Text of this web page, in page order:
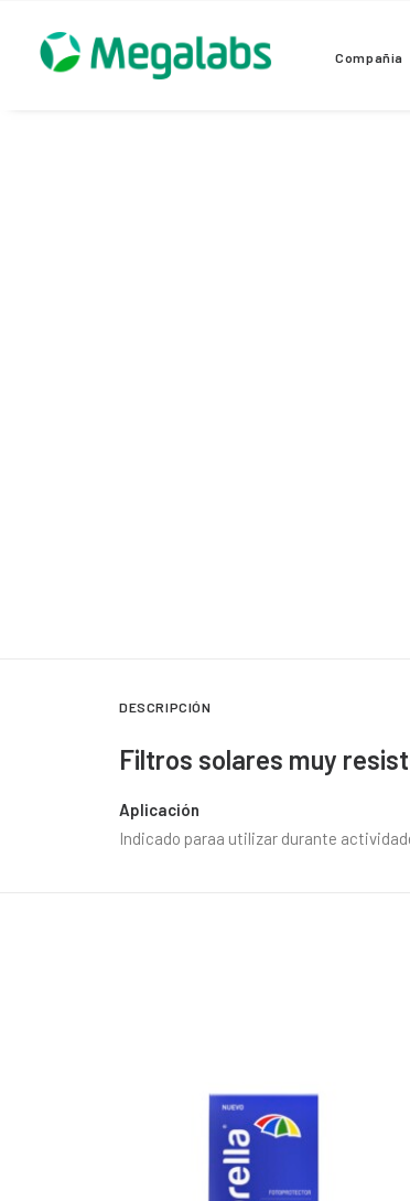
Compañia
DESCRIPCIÓN
Filtros solares muy
Aplicación
Indicado paraa utilizar durante